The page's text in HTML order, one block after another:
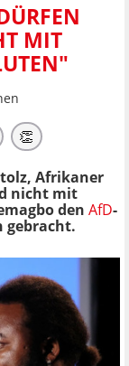
MIT
👏
Afrikaner
nicht mit
den AfD-
gebracht.